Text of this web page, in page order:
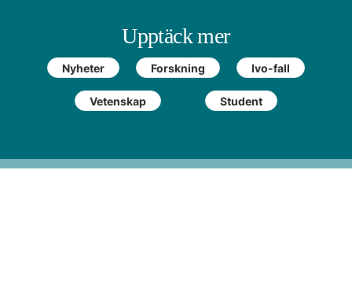
Upptäck mer
Nyheter Forskning Ivo-fall
Vetenskap Student